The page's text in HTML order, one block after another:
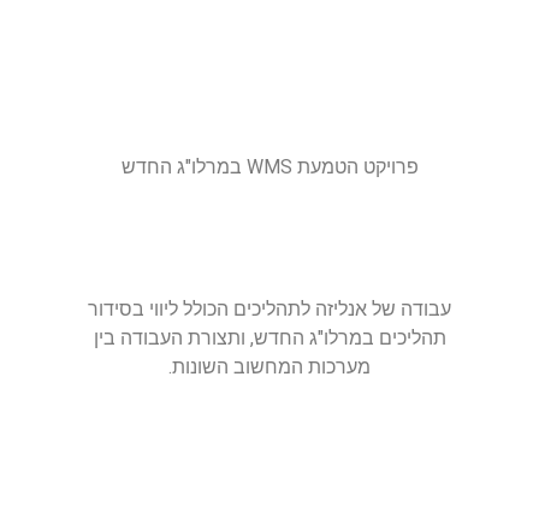
פרויקט הטמעת WMS במרלו"ג החדש
עבודה של אנליזה לתהליכים הכולל ליווי בסידור
תהליכים במרלו"ג החדש, ותצורת העבודה בין
מערכות המחשוב השונות.